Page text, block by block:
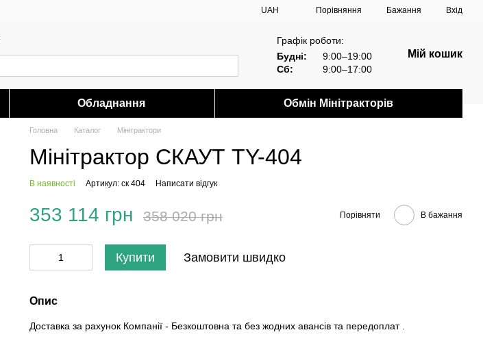
UAH Порівняння Бажання Вхід
Графік роботи:
Будні:
9:00–19:00
Сб:
9:00–17:00
Мій кошик
Обладнання Обмін Мінітракторів
Головна Каталог Мінітрактори
Мінітрактор СКАУТ TY-404
В наявності Артикул: ск 404 Написати відгук
353 114 грн 358 020 грн Порівняти В бажання
Купити Замовити швидко
Опис
Доставка за рахунок Компанії - Безкоштовна та без жодних авансів та передоплат .